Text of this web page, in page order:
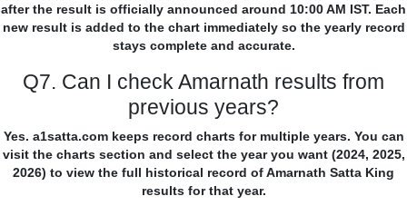
after the result is officially announced around 10:00 AM IST. Each
new result is added to the chart immediately so the yearly record
stays complete and accurate.
Q7. Can I check Amarnath results from
previous years?
Yes. a1satta.com keeps record charts for multiple years. You can
visit the charts section and select the year you want (2024, 2025,
2026) to view the full historical record of Amarnath Satta King
results for that year.